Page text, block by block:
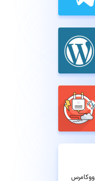
قالب فروشگاهی چندمنظوره وودمارت WoodMart ووکامرس